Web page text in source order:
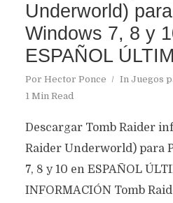
Underworld)
Windows 7, 8 y
ESPAÑOL
Por Hector Ponce In Juegos
1 Min Read
Descargar Tomb Raider
Raider Underworld) para
7, 8 y 10 en ESPAÑOL
INFORMACIÓN Tomb